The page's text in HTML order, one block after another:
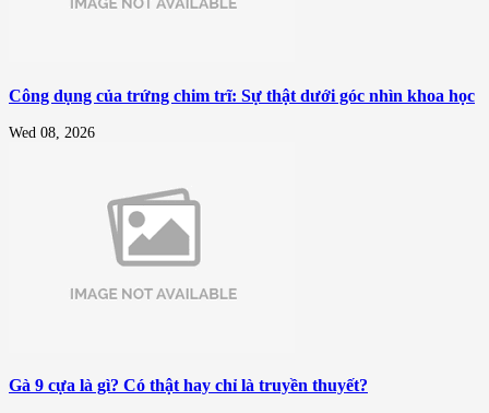
Công dụng của trứng chim trĩ: Sự thật dưới góc nhìn khoa học
Wed 08, 2026
Gà 9 cựa là gì? Có thật hay chỉ là truyền thuyết?